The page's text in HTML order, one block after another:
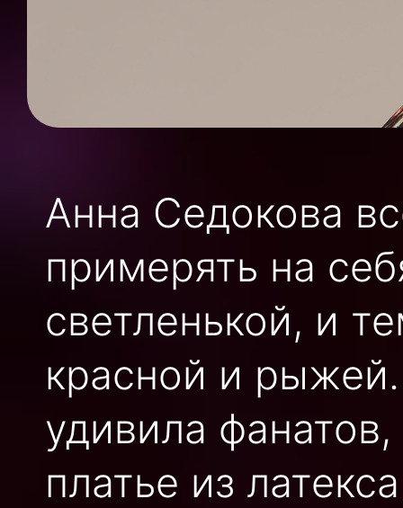
Анна Седокова
примерять на
светленькой, и
красной и рыжей.
удивила
платье из